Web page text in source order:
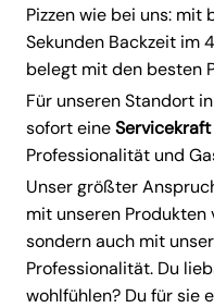
Pizzen wie bei uns: mit
Sekunden Backzeit im
belegt mit den besten
Für unseren Standort
sofort eine
Professionalität und
Unser größter
mit unseren Produkten
sondern auch mit
Professionalität. Du
wohlfühlen? Du für sie